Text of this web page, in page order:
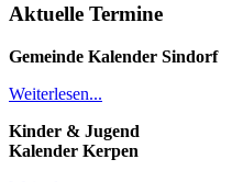
Aktuelle Termine
Gemeinde Kalender Sindorf
Weiterlesen...
Kinder & Jugend
Kalender Kerpen